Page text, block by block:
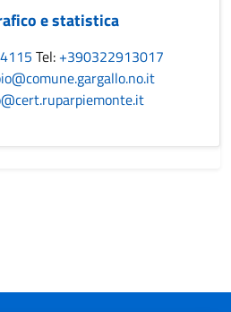
e statistica
Tel: +390322913017